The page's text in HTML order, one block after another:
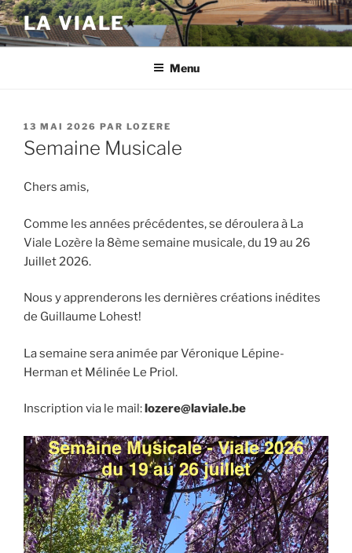
Aller
au
contenu
LA VIALE
Menu
PUBLIÉ
LE
13 MAI 2026 PAR LOZERE
Semaine Musicale
Chers amis,
Comme les années précédentes, se déroulera à La
Viale Lozère la 8ème semaine musicale, du 19 au 26
Juillet 2026.
Nous y apprenderons les dernières créations inédites
de Guillaume Lohest!
La semaine sera animée par Véronique Lépine-
Herman et Mélinée Le Priol.
Inscription via le mail:lozere@laviale.be